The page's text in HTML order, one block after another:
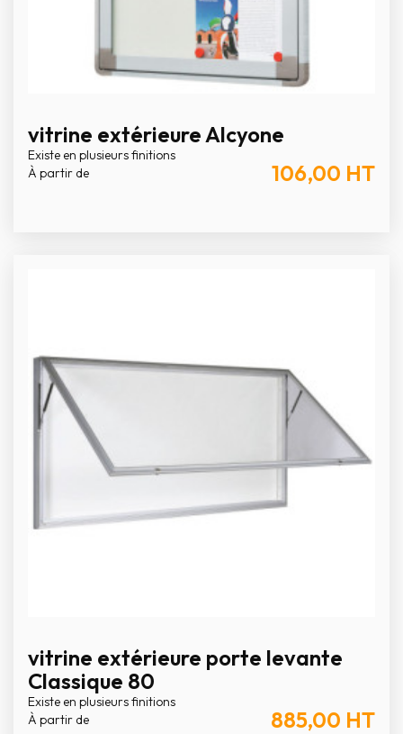
vitrine extérieure Alcyone
Existe en plusieurs finitions
À partir de
106,00 HT
vitrine extérieure porte levante
Classique 80
Existe en plusieurs finitions
À partir de
885,00 HT